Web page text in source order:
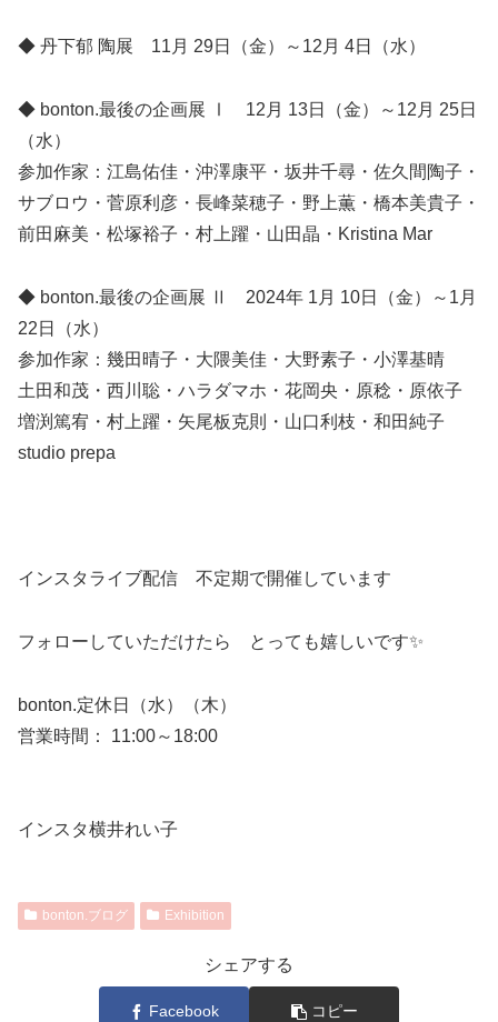
◆ 丹下郁 陶展 11月 29日（金）～12月 4日（水）
◆ bonton.最後の企画展 Ⅰ 12月 13日（金）～12月 25日
（水）
参加作家：江島佑佳・沖澤康平・坂井千尋・佐久間陶子・
サブロウ・菅原利彦・長峰菜穂子・野上薫・橋本美貴子・
前田麻美・松塚裕子・村上躍・山田晶・Kristina Mar
◆ bonton.最後の企画展 Ⅱ 2024年 1月 10日（金）～1月
22日（水）
参加作家：幾田晴子・大隈美佳・大野素子・小澤基晴
土田和茂・西川聡・ハラダマホ・花岡央・原稔・原依子
増渕篤宥・村上躍・矢尾板克則・山口利枝・和田純子
studio prepa
インスタライブ配信 不定期で開催しています
フォローしていただけたら とっても嬉しいです✨
bonton.定休日（水）（木）
営業時間： 11:00～18:00
インスタ横井れい子
bonton.ブログ Exhibition
シェアする
Facebook コピー